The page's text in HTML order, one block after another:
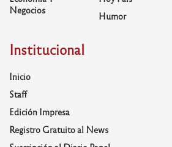
Negocios
Humor
Institucional
Inicio
Staff
Edición Impresa
Registro Gratuito al News